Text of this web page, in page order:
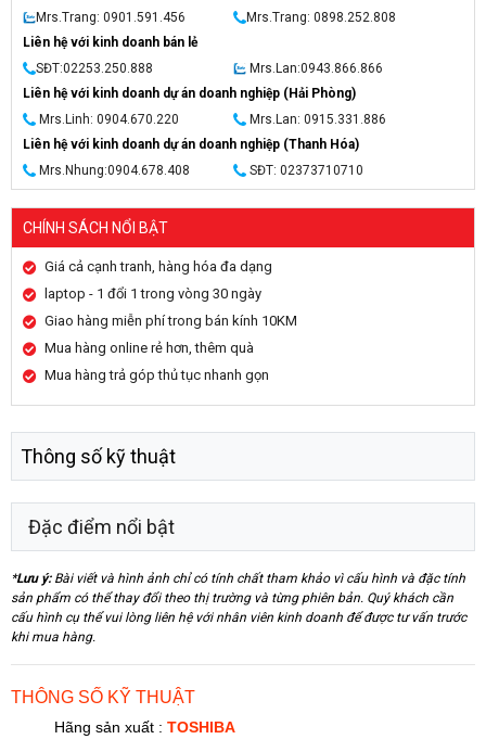
Mrs.Trang: 0901.591.456
Mrs.Trang: 0898.252.808
Liên hệ với kinh doanh bán lẻ
SĐT:02253.250.888
Mrs.Lan:0943.866.866
Liên hệ với kinh doanh dự án doanh nghiệp (Hải Phòng)
Mrs.Linh: 0904.670.220
Mrs.Lan: 0915.331.886
Liên hệ với kinh doanh dự án doanh nghiệp (Thanh Hóa)
Mrs.Nhung:0904.678.408
SĐT: 02373710710
CHÍNH SÁCH NỔI BẬT
Giá cả cạnh tranh, hàng hóa đa dạng
laptop - 1 đổi 1 trong vòng 30 ngày
Giao hàng miễn phí trong bán kính 10KM
Mua hàng online rẻ hơn, thêm quà
Mua hàng trả góp thủ tục nhanh gọn
Thông số kỹ thuật
Đặc điểm nổi bật
*Lưu ý:Bài viết và hình ảnh chỉ có tính chất tham khảo vì cấu hình và đặc tính
sản phẩm có thể thay đổi theo thị trường và từng phiên bản. Quý khách cần
cấu hình cụ thể vui lòng liên hệ với nhân viên kinh doanh để được tư vấn trước
khi mua hàng.
THÔNG SỐ KỸ THUẬT
Hãng sản xuất : TOSHIBA